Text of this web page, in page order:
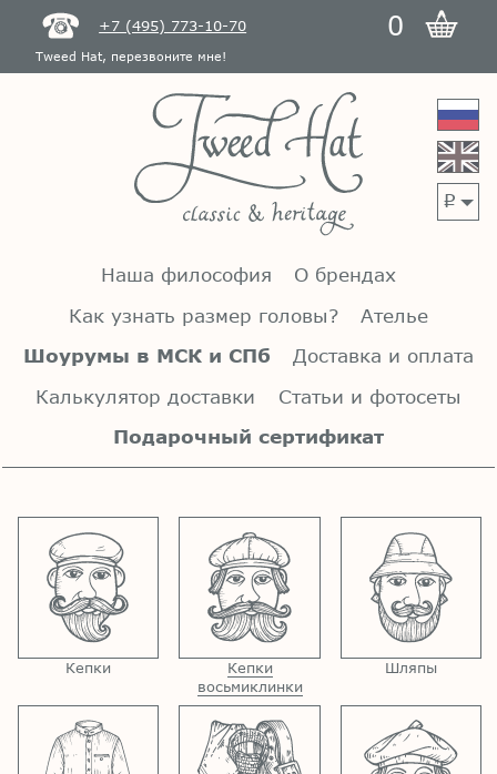
+7 (495) 773-10-70 0
Tweed Hat, перезвоните мне!
p
Наша философия
О брендах
Как узнать размер головы?
Ателье
Шоурумы в МСК и СПб
Доставка и оплата
Калькулятор доставки
Статьи и фотосеты
Подарочный сертификат
Кепки
Кепки
восьмиклинки
Шляпы